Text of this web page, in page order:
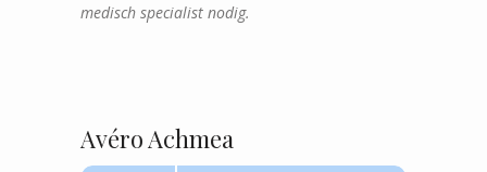
medisch specialist nodig.
Avéro Achmea